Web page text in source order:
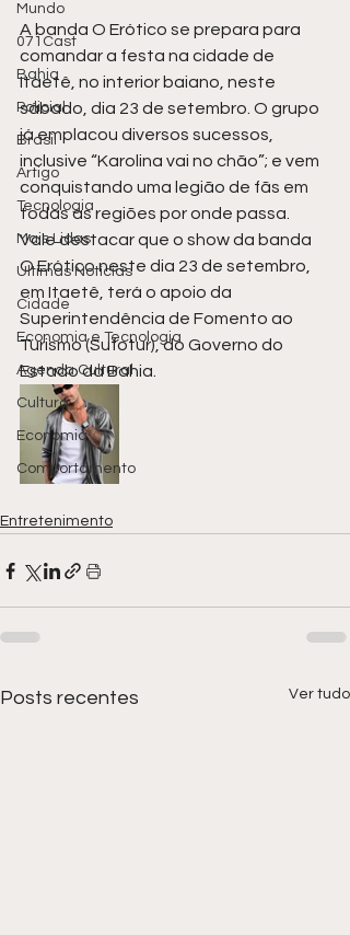
Mundo
071Cast
Bahia
Policial
Brasil
Artigo
Tecnologia
Mais Lidas
Últimas Notícias
Cidade
Economia e Tecnologia
Agenda Cultural
Cultura
Economia
Comportamento
A banda O Erótico se prepara para
comandar a festa na cidade de
Itaetê, no interior baiano, neste
sábado, dia 23 de setembro. O grupo
já emplacou diversos sucessos,
inclusive “Karolina vai no chão”; e vem
conquistando uma legião de fãs em
todas as regiões por onde passa.
Vale destacar que o show da banda
O Erótico neste dia 23 de setembro,
em Itaetê, terá o apoio da
Superintendência de Fomento ao
Turismo (Sufotur), do Governo do
Estado da Bahia.
Entretenimento
Posts recentes Ver tudo